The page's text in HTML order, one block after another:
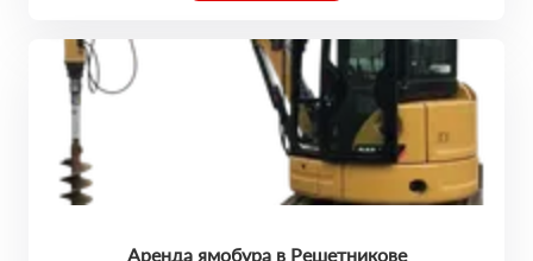
Аренда ямобура в Решетникове